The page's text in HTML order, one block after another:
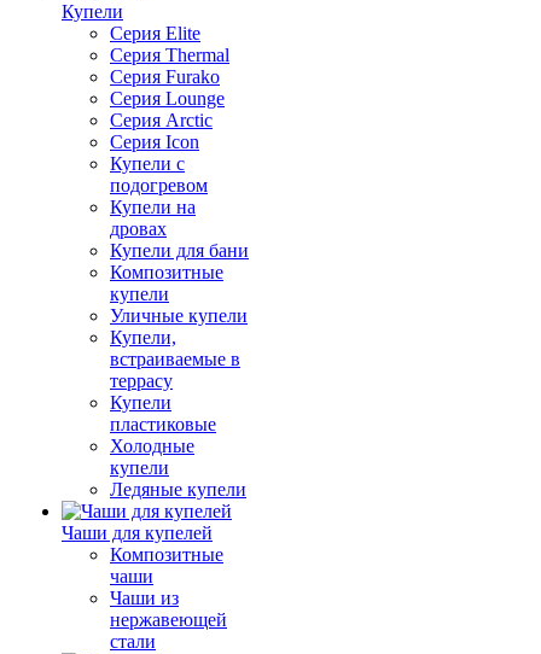
Купели
Серия Elite
Серия Thermal
Серия Furako
Серия Lounge
Серия Arctic
Серия Icon
Купели с
подогревом
Купели на
дровах
Купели для бани
Композитные
купели
Уличные купели
Купели,
встраиваемые в
террасу
Купели
пластиковые
Холодные
купели
Ледяные купели
Чаши для купелей
Композитные
чаши
Чаши из
нержавеющей
стали